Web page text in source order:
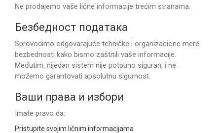
Ne prodajemo vaše lične informacije trećim stranama.
Безбедност података
Sprovodimo odgovarajuće tehničke i organizacione mere
bezbednosti kako bismo zaštitili vaše informacije.
Međutim, nijedan sistem nije potpuno siguran, i ne
možemo garantovati apsolutnu sigurnost.
Ваши права и избори
Imate pravo da:
Pristupite svojim ličnim informacijama